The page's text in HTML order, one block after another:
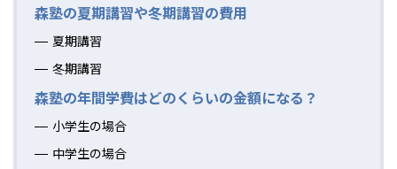
森塾の夏期講習や冬期講習の費用
夏期講習
冬期講習
森塾の年間学費はどのくらいの金額になる？
小学生の場合
中学生の場合